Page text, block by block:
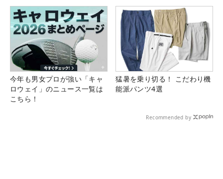
今年も男女プロが強い「キャ
ロウェイ」のニュース一覧は
こちら！
猛暑を乗り切る！ こだわり機
能派パンツ4選
Recommended by